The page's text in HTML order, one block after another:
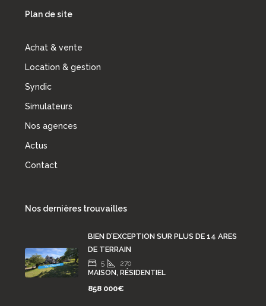
Plan de site
Achat & vente
Location & gestion
Syndic
Simulateurs
Nos agences
Actus
Contact
Nos dernières trouvailles
BIEN D’EXCEPTION SUR PLUS DE 14 ARES
DE TERRAIN
5
270
MAISON, RÉSIDENTIEL
858 000€